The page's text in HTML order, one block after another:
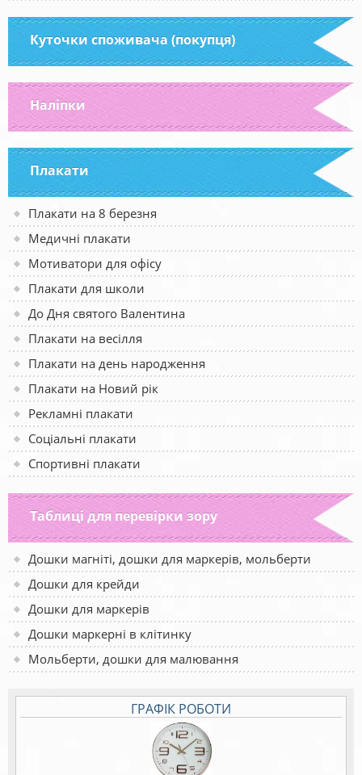
Куточки споживача (покупця)
Наліпки
Плакати
Плакати на 8 березня
Медичні плакати
Мотиватори для офісу
Плакати для школи
До Дня святого Валентина
Плакати на весілля
Плакати на день народження
Плакати на Новий рік
Рекламні плакати
Соціальні плакати
Спортивні плакати
Таблиці для перевірки зору
Дошки магніті, дошки для маркерів, мольберти
Дошки для крейди
Дошки для маркерів
Дошки маркерні в клітинку
Мольберти, дошки для малювання
ГРАФІК РОБОТИ